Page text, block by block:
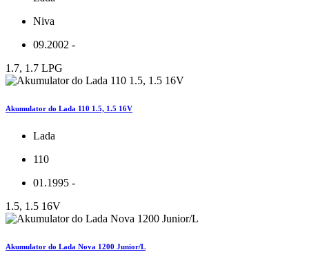
Niva
09.2002 -
1.7, 1.7 LPG
Akumulator do Lada 110 1.5, 1.5 16V
Lada
110
01.1995 -
1.5, 1.5 16V
Akumulator do Lada Nova 1200 Junior/L